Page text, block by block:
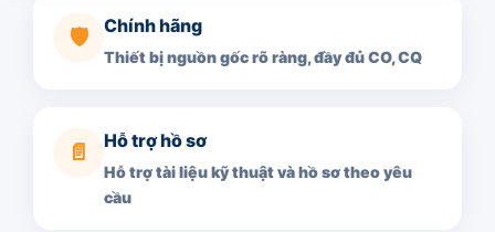
🛡️ Chính hãng
Thiết bị nguồn gốc rõ ràng, đầy đủ CO, CQ
📄 Hỗ trợ hồ sơ
Hỗ trợ tài liệu kỹ thuật và hồ sơ theo yêu
cầu